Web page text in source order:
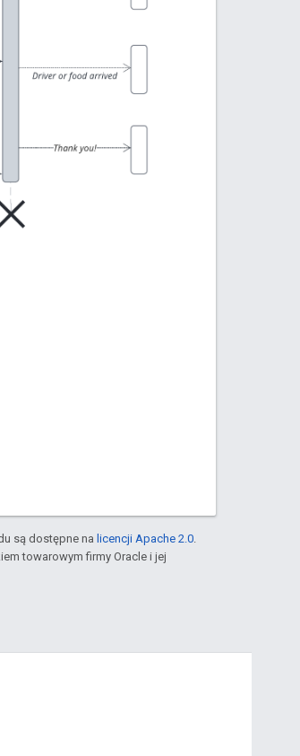
są dostępne na licencji Apache 2.0
towarowym firmy Oracle i jej